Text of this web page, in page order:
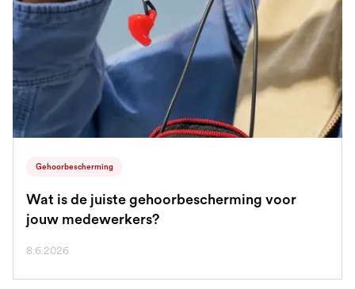
Gehoorbescherming
Wat is de juiste gehoorbescherming voor
jouw medewerkers?
8.6.2026